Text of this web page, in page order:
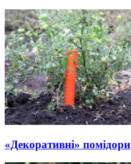
«Декоративні» помідори